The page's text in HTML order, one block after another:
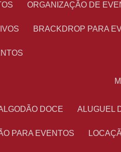
ORGANIZAÇÃO DE
BRACKDROP PARA
DOCE
PARA EVENTOS